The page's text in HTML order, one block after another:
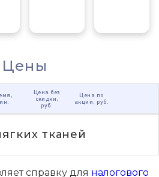
Цены
Цена без
скидки,
руб.
Цена по
акции, руб.
тканей
справку для налогового